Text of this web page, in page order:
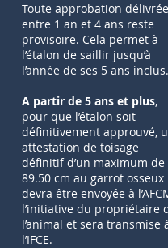
Toute approbation délivrée
entre 1 an et 4 ans reste
provisoire. Cela permet à
l’étalon de saillir jusqu’à
l’année de ses 5 ans inclus.
A partir de 5 ans et plus,
pour que l’étalon soit
définitivement approuvé,
attestation de toisage
définitif d’un maximum de
89.50 cm au garrot osseux
devra être envoyée à
l’initiative du propriétaire
l’animal et sera transmise
l’IFCE.